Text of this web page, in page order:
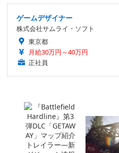
ゲームデザイナー
株式会社サムライ・ソフト
東京都
月給30万円～40万円
正社員